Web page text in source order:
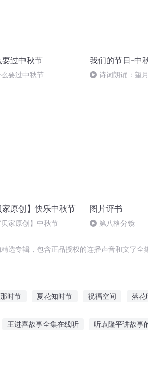
要过中秋节
要过中秋节
我们的节日-中
诗词朗诵：望
家原创】快乐中秋节
贝家原创】中秋节
图片评书
第八格分镜
选专辑，包含正品授权的连播声音和文字全
时节 夏花知时节 祝福空间 落花
王进喜故事全集在线听 听袁隆平讲故事